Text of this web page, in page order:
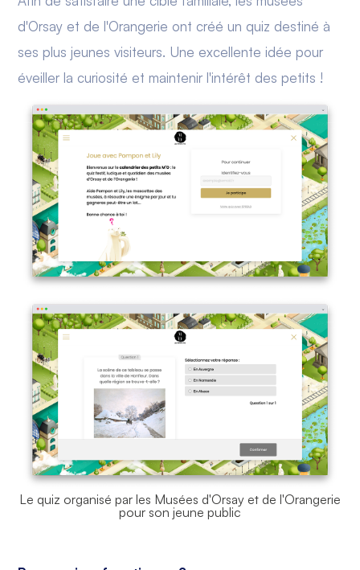
d'Orsay et de l'Orangerie ont créé un quiz destiné à
ses plus jeunes visiteurs. Une excellente idée pour
éveiller la curiosité et maintenir l'intérêt des petits !
Le quiz organisé par les Musées d'Orsay et de l'Orangerie
pour son jeune public